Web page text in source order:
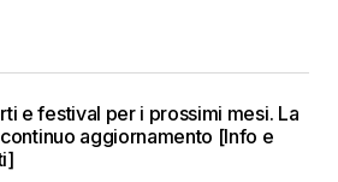
e festival per i prossimi mesi. La
aggiornamento [Info e